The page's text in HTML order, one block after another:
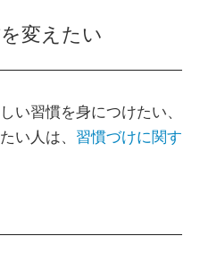
変えたい
い習慣を身につけたい、
い人は、 習慣づけに関す